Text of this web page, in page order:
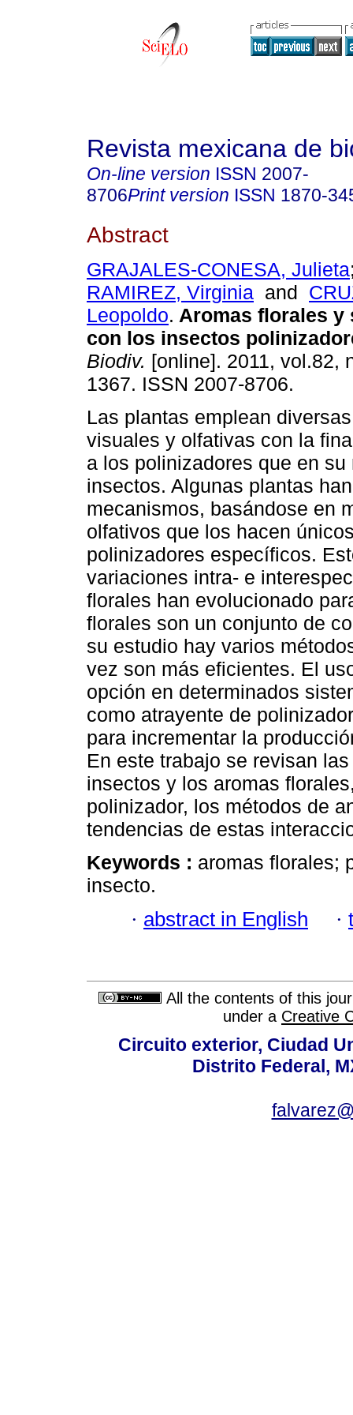
Revista mexicana de
On-line version ISSN 2007-
8706Print version ISSN 1870-
Abstract
GRAJALES-CONESA, Julieta
RAMIREZ, Virginia and
Leopoldo. Aromas florales y
con los insectos
Biodiv. [online]. 2011, vol.82,
1367. ISSN 2007-8706.
Las plantas emplean
visuales y olfativas con la
a los polinizadores que en su
insectos. Algunas plantas
mecanismos, basándose en
olfativos que los hacen
polinizadores específicos.
variaciones intra- e
florales han evolucionado
florales son un conjunto de
su estudio hay varios
vez son más eficientes. El
opción en determinados
como atrayente de
para incrementar la
En este trabajo se revisan
insectos y los aromas
polinizador, los métodos de
tendencias de estas
Keywords : aromas florales;
insecto.
· abstract in English ·
All the contents of this
under a Creative
Circuito exterior, Ciudad
Distrito Federal,